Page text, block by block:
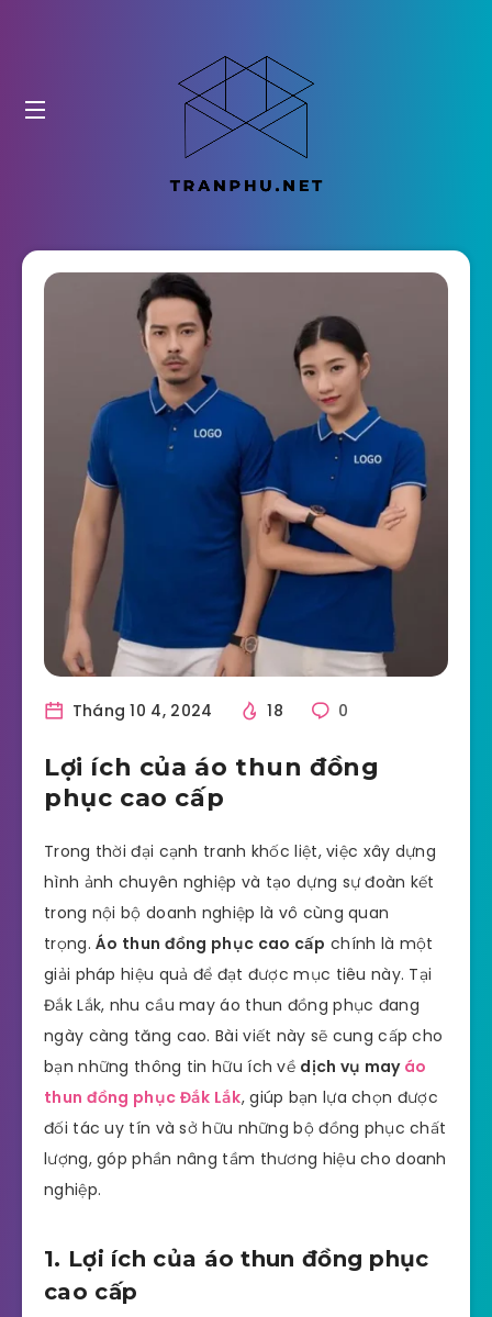
Tháng 10 4, 2024 18 0
Lợi ích của áo thun đồng
phục cao cấp
Trong thời đại cạnh tranh khốc liệt, việc xây dựng
hình ảnh chuyên nghiệp và tạo dựng sự đoàn kết
trong nội bộ doanh nghiệp là vô cùng quan
trọng.Áo thun đồng phục cao cấp chính là một
giải pháp hiệu quả để đạt được mục tiêu này. Tại
Đắk Lắk, nhu cầu may áo thun đồng phục đang
ngày càng tăng cao. Bài viết này sẽ cung cấp cho
bạn những thông tin hữu ích về dịch vụ may áo
thun đồng phục Đắk Lắk, giúp bạn lựa chọn được
đối tác uy tín và sở hữu những bộ đồng phục chất
lượng, góp phần nâng tầm thương hiệu cho doanh
nghiệp.
1. Lợi ích của áo thun đồng phục
cao cấp